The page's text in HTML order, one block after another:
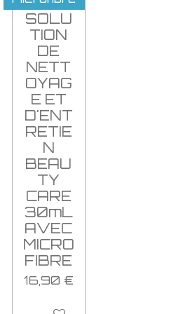
SOLU
TION
DE
NETT
OYAG
E ET
D'ENT
RETIE
N
BEAU
TY
CARE
30mL
AVEC
MICRO
FIBRE
16,90 €